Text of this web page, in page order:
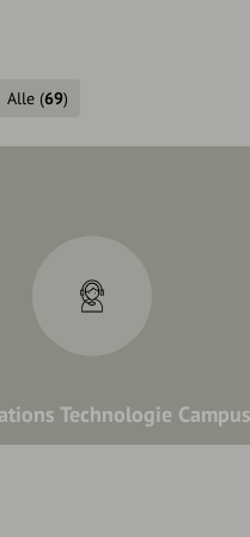
Alle (69)
Technologie Campus